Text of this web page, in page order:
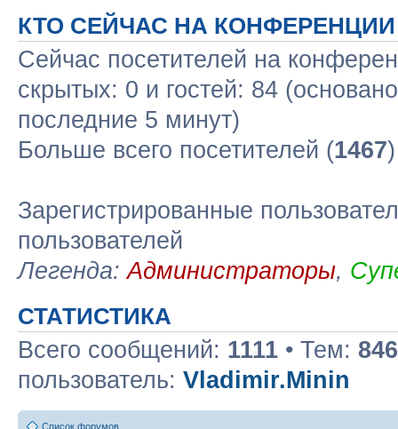
КТО СЕЙЧАС НА КОНФЕРЕНЦИИ
Сейчас посетителей на
скрытых: 0 и гостей: 84
последние 5 минут)
Больше всего посетителей (1467
Зарегистрированные
пользователей
Легенда:Администраторы,
СТАТИСТИКА
Всего сообщений: 1111 • Тем: 846
пользователь: Vladimir.Minin
Список форумов